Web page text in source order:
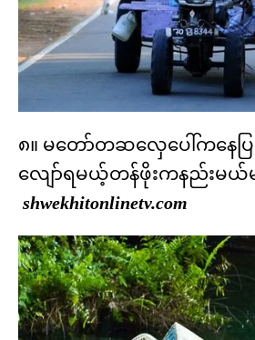
၈။ မတော်တဆလှေပေါ်ကနေပ
လျော်ရမယ့်တန်ဖိုးကနည်းမယ်
shwekhitonlinetv.com